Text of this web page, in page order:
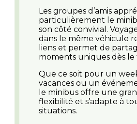
Les groupes d’amis
particulièrement le
son côté convivial.
dans le même véhicule
liens et permet de
moments uniques dès le
Que ce soit pour un
vacances ou un
le minibus offre une
flexibilité et s’adapte à
situations.